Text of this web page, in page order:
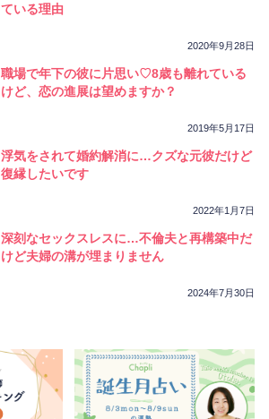
ている理由
2020年9月28日
職場で年下の彼に片思い♡8歳も離れている
けど、恋の進展は望めますか？
2019年5月17日
浮気をされて婚約解消に…クズな元彼だけど
復縁したいです
2022年1月7日
深刻なセックスレスに…不倫夫と再構築中だ
けど夫婦の溝が埋まりません
2024年7月30日